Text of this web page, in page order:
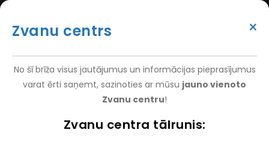
Pārlekt
galveno
MENU
VAKANCES
DARBINIEKIEM
Atpakaļceļš
×
Zvanu centrs
No šī brīža visus jautājumus un informācijas pieprasījumus
varat ērti saņemt, sazinoties ar mūsu jauno vienoto
Zvanu centru!
Zvanu centra tālrunis: